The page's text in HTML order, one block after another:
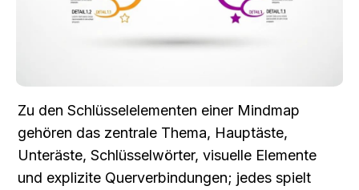
Zu den Schlüsselelementen einer Mindmap
gehören das zentrale Thema, Hauptäste,
Unteräste, Schlüsselwörter, visuelle Elemente
und explizite Querverbindungen; jedes spielt